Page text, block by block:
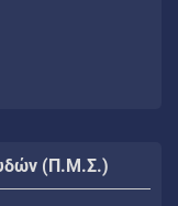
(Π.Μ.Σ.)